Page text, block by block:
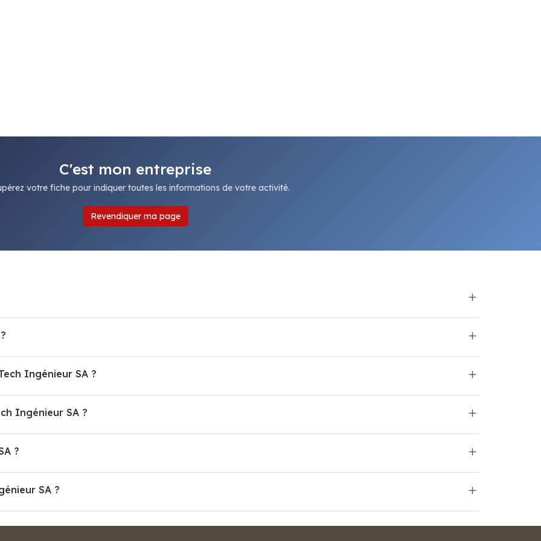
C'est mon entreprise
votre fiche pour indiquer toutes les informations de votre activité.
Revendiquer ma page
Ingénieur SA ?
Ingénieur SA ?
?
SA ?